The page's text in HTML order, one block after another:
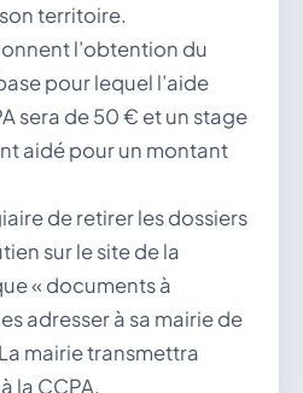
de 8h30 à 12h et
vous. Samedi sur rendez-
01500 Douvres
la mairie
territoire.
l’obtention du
pour lequel l’aide
sera de 50 € et un stage
aidé pour un montant
de retirer les dossiers
sur le site de la
« documents à
adresser à sa mairie de
mairie transmettra
la CCPA.